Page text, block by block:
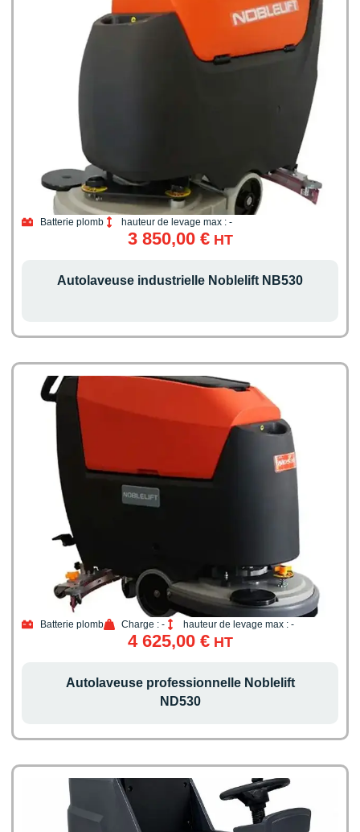
Batterie plomb hauteur de levage max : -
3 850,00 €HT
Autolaveuse industrielle Noblelift NB530
Batterie plomb Charge : - hauteur de levage max : -
4 625,00 €HT
Autolaveuse professionnelle Noblelift
ND530